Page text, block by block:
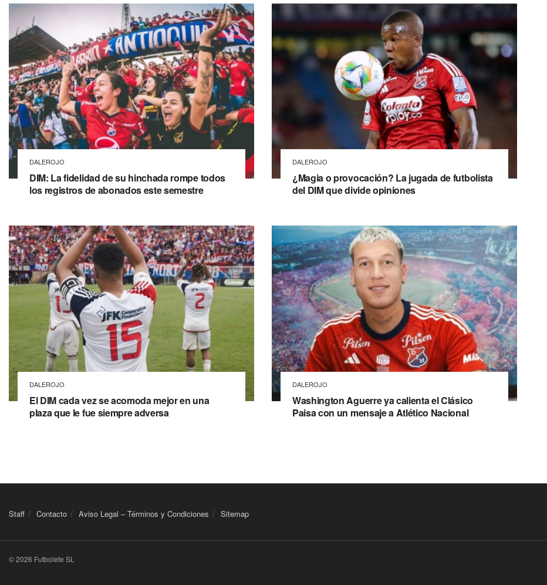
DALEROJO
DIM: La fidelidad de su hinchada rompe todos
los registros de abonados este semestre
DALEROJO
¿Magia o provocación? La jugada de futbolista
del DIM que divide opiniones
DALEROJO
El DIM cada vez se acomoda mejor en una
plaza que le fue siempre adversa
DALEROJO
Washington Aguerre ya calienta el Clásico
Paisa con un mensaje a Atlético Nacional
Staff Contacto Aviso Legal – Términos y Condiciones Sitemap
© 2026 Futbolete SL